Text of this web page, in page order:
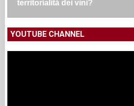
territorialità dei vini?
YOUTUBE CHANNEL